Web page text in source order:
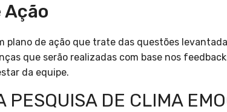
Ação
plano de ação que trate das questões
que serão realizadas com base nos
da equipe.
PESQUISA DE CLIMA